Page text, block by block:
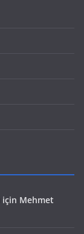
için Mehmet